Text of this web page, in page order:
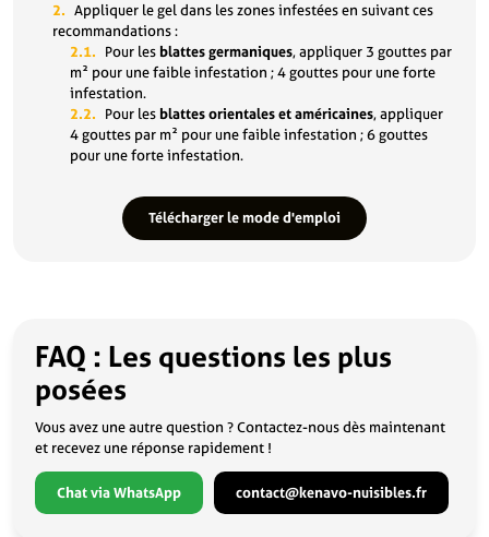
Appliquer le gel dans les zones infestées en suivant ces
recommandations :
Pour les blattes germaniques, appliquer 3 gouttes par
m² pour une faible infestation ; 4 gouttes pour une forte
infestation.
Pour les blattes orientales et américaines, appliquer
4 gouttes par m² pour une faible infestation ; 6 gouttes
pour une forte infestation.
Télécharger le mode d'emploi
FAQ : Les questions les plus
posées
Vous avez une autre question ? Contactez-nous dès maintenant
et recevez une réponse rapidement !
Chat via WhatsApp contact@kenavo-nuisibles.fr